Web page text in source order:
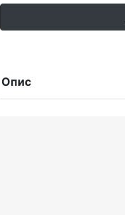
Опис